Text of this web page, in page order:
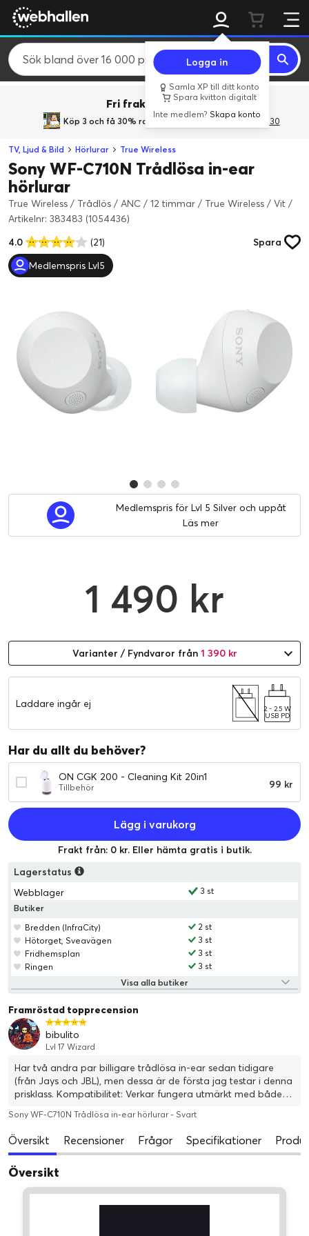
Logga in
Samla XP till ditt konto
Spara kvitton digitalt
Inte medlem?Skapa konto
Fri frakt över 800 kr.
Köp 3 och få 30% rabatt med rabattkoden 3Gives30
TV, Ljud & Bild Hörlurar True Wireless
Sony WF-C710N Trådlösa in-ear
hörlurar
True Wireless / Trådlös / ANC / 12 timmar / True Wireless / Vit /
Artikelnr: 383483 (1054436)
4.0
(21)
Spara
Medlemspris Lvl5
Medlemspris för Lvl 5 Silver och uppåt
Läs mer
1 490 kr
Varianter / Fyndvaror från 1 390 kr
Laddare ingår ej 2 - 2.5 W
USB PD
Har du allt du behöver?
ON CGK 200 - Cleaning Kit 20in1
Tillbehör 99 kr
Lägg i varukorg
Frakt från: 0 kr. Eller hämta gratis i butik.
Lagerstatus
Webblager
3 st
Butiker
Bredden (InfraCity)
2 st
Hötorget, Sveavägen
3 st
Fridhemsplan
3 st
Ringen
3 st
Visa alla butiker
Framröstad topprecension
bibulito
Lvl 17 Wizard
Har två andra par billigare trådlösa in-ear sedan tidigare
(från Jays och JBL), men dessa är de första jag testar i denna
prisklass. Kompatibilitet: Verkar fungera utmärkt med både
dator - till skillnad från framförallt JBL-snäckorna som
krånglar en aning med klockan. Enkla att använda och para
ihop, fodralet är litet och smidigt - uppskattar
ihopparningsknappen på fodralet. Hade gärna sett en
bättre/tydligare batteriindikator dock. Passform: Jag har lite
svårt att få dessa att sitta "ordentligt". Det verkar dock mest
Sony WF-C710N Trådlösa in-ear hörlurar - Svart
Översikt Recensioner Frågor Specifikationer
Översikt